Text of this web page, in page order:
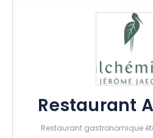
Restaurant
Restaurant gastronomique